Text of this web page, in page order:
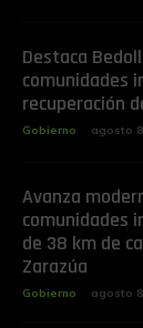
Destaca
comunidades
recuperación
Gobierno agosto
Avanza
comunidades
de 38 km de
Zarazúa
Gobierno agosto